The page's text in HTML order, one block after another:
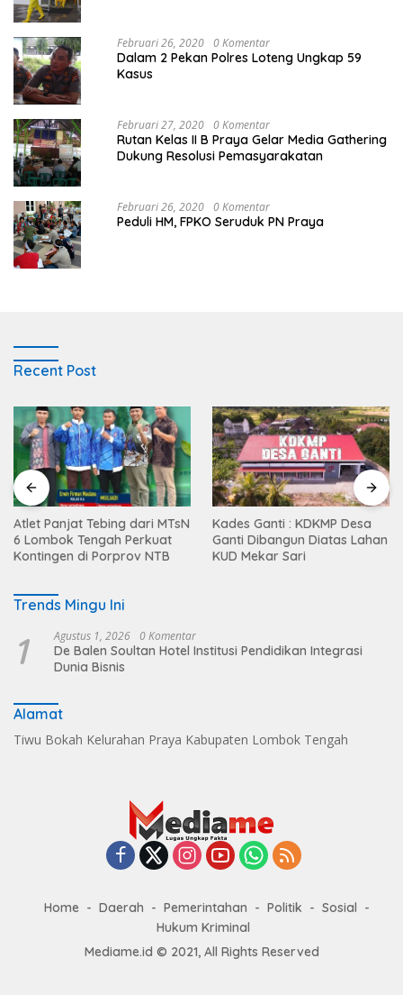
Februari 26, 2020 0 Komentar
Dalam 2 Pekan Polres Loteng Ungkap 59
Kasus
Februari 27, 2020 0 Komentar
Rutan Kelas II B Praya Gelar Media Gathering
Dukung Resolusi Pemasyarakatan
Februari 26, 2020 0 Komentar
Peduli HM, FPKO Seruduk PN Praya
Recent Post
Atlet Panjat Tebing dari MTsN
6 Lombok Tengah Perkuat
Kontingen di Porprov NTB
Kades Ganti : KDKMP Desa
Ganti Dibangun Diatas Lahan
KUD Mekar Sari
Trends Mingu Ini
1 Agustus 1, 2026 0 Komentar
De Balen Soultan Hotel Institusi Pendidikan Integrasi
Dunia Bisnis
Alamat
Tiwu Bokah Kelurahan Praya Kabupaten Lombok Tengah
Home Daerah Pemerintahan Politik
Sosial
Hukum Kriminal
Mediame.id © 2021, All Rights Reserved